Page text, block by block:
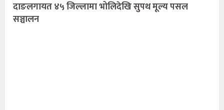
दाङलगायत ४५ जिल्लामा भोलिदेखि सुपथ मूल्य पसल
सञ्चालन